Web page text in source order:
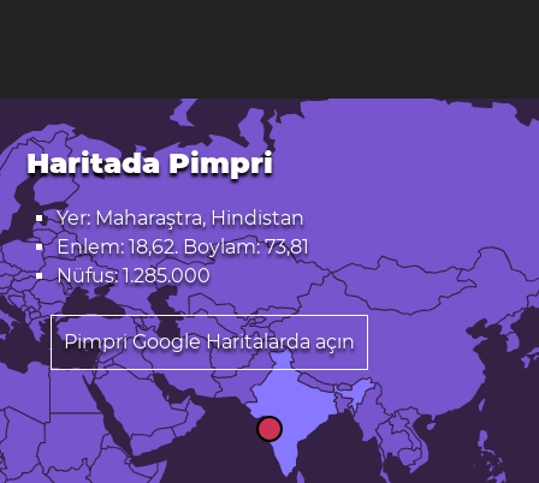
Haritada Pimpri
Yer: Maharaştra, Hindistan
Enlem: 18,62. Boylam: 73,81
Nüfus: 1.285.000
Pimpri Google Haritalarda açın